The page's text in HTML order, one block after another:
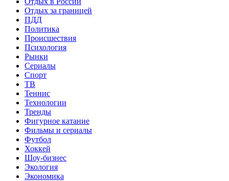
Отдых за границей
ПДД
Политика
Происшествия
Психология
Рынки
Сериалы
Спорт
ТВ
Теннис
Технологии
Тренды
Фигурное катание
Фильмы и сериалы
Футбол
Хоккей
Шоу-бизнес
Экология
Экономика